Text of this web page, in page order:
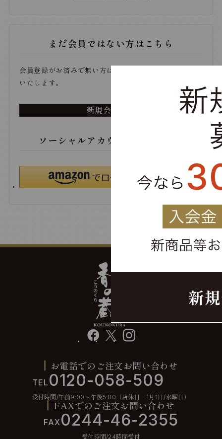
まだ会員ではない方はこちら
会員登録がお済みで無い方は、こちらから登録をお願い
いたします。
新規会員登録
ソーシャルアカウントでログイン
facebook instagram
お電話でのご注文お問い合わせ
TEL 0120-058-509
受付時間/午前9:00〜午後5:00（店休日：1月1日/水曜日）
FAXでのご注文お問い合わせ
FAX0244-46-2355
受付時間/24時間受付